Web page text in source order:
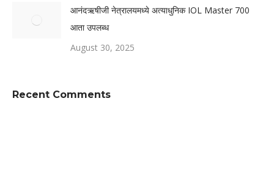
आनंदऋषीजी नेत्रालयमध्ये अत्याधुनिक IOL Master 700
आता उपलब्ध
August 30, 2025
Recent Comments